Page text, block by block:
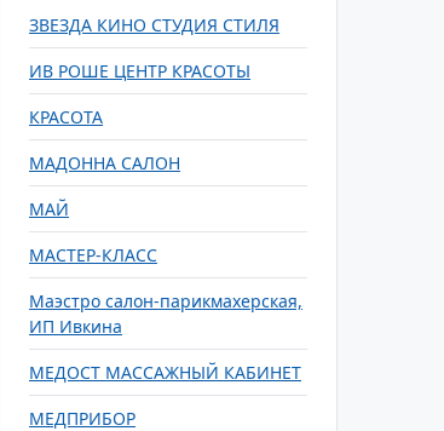
ЗВЕЗДА КИНО СТУДИЯ СТИЛЯ
ИВ РОШЕ ЦЕНТР КРАСОТЫ
КРАСОТА
МАДОННА САЛОН
МАЙ
МАСТЕР-КЛАСС
Маэстро салон-парикмахерская,
ИП Ивкина
МЕДОСТ МАССАЖНЫЙ КАБИНЕТ
МЕДПРИБОР